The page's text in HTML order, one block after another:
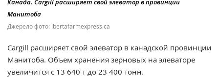
Канада. Cargill расширяет свой элеватор в провинции
Манитоба
Джерело фото: lbertafarmexpress.ca
Cargill расширяет свой элеватор в канадской провинции
Манитоба. Объем хранения зерновых на элеваторе
увеличится с 13 640 т до 23 400 тонн.